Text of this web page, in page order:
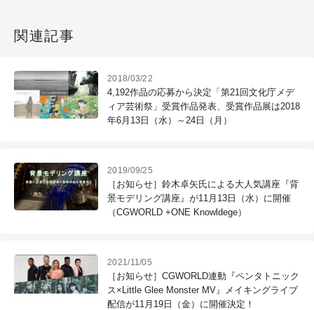
関連記事
2018/03/22
4,192作品の応募から決定「第21回文化庁メデ
ィア芸術祭」受賞作品発表、受賞作品展は2018
年6月13日（水）～24日（月）
2019/09/25
［お知らせ］鈴木卓矢氏による大人気講座『背
景モデリング講座』が11月13日（水）に開催
（CGWORLD +ONE Knowldege）
2021/11/05
［お知らせ］CGWORLD連動『ペンタトニック
ス×Little Glee Monster MV』メイキングライブ
配信が11月19日（金）に開催決定！